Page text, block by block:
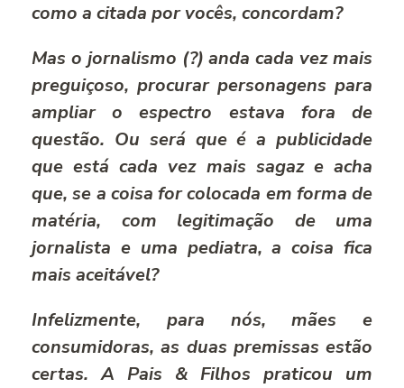
como a citada por vocês, concordam?
Mas o jornalismo (?) anda cada vez mais
preguiçoso, procurar personagens para
ampliar o espectro estava fora de
questão. Ou será que é a publicidade
que está cada vez mais sagaz e acha
que, se a coisa for colocada em forma de
matéria, com legitimação de uma
jornalista e uma pediatra, a coisa fica
mais aceitável?
Infelizmente, para nós, mães e
consumidoras, as duas premissas estão
certas. A Pais & Filhos praticou um